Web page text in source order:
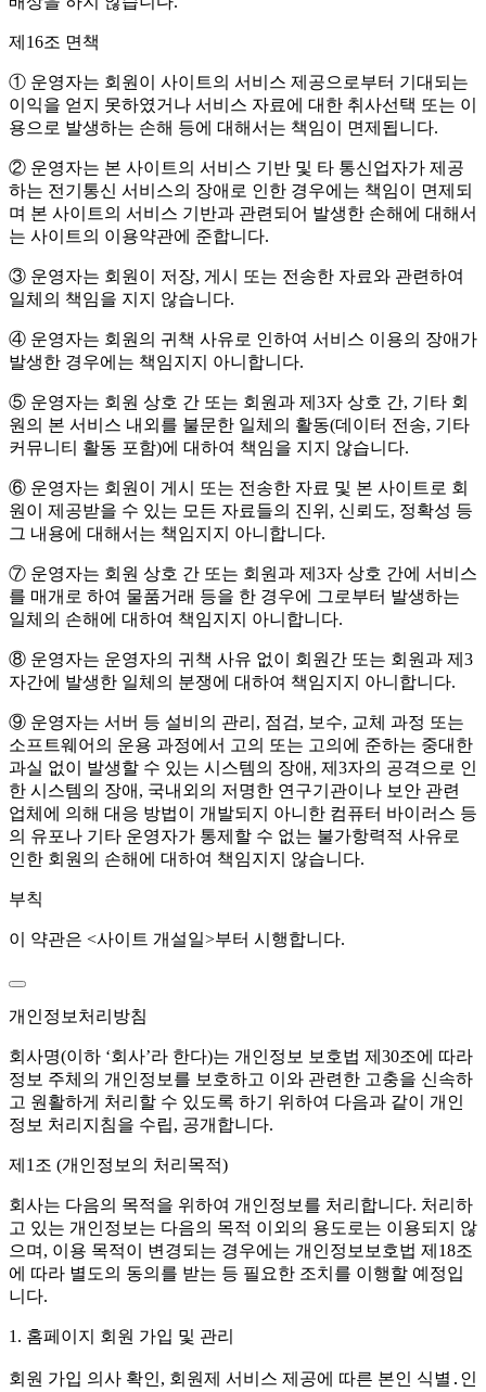
제16조 면책
① 운영자는 회원이 사이트의 서비스 제공으로부터 기대되는
이익을 얻지 못하였거나 서비스 자료에 대한 취사선택 또는 이
용으로 발생하는 손해 등에 대해서는 책임이 면제됩니다.
② 운영자는 본 사이트의 서비스 기반 및 타 통신업자가 제공
하는 전기통신 서비스의 장애로 인한 경우에는 책임이 면제되
며 본 사이트의 서비스 기반과 관련되어 발생한 손해에 대해서
는 사이트의 이용약관에 준합니다.
③ 운영자는 회원이 저장, 게시 또는 전송한 자료와 관련하여
일체의 책임을 지지 않습니다.
④ 운영자는 회원의 귀책 사유로 인하여 서비스 이용의 장애가
발생한 경우에는 책임지지 아니합니다.
⑤ 운영자는 회원 상호 간 또는 회원과 제3자 상호 간, 기타 회
원의 본 서비스 내외를 불문한 일체의 활동(데이터 전송, 기타
커뮤니티 활동 포함)에 대하여 책임을 지지 않습니다.
⑥ 운영자는 회원이 게시 또는 전송한 자료 및 본 사이트로 회
원이 제공받을 수 있는 모든 자료들의 진위, 신뢰도, 정확성 등
그 내용에 대해서는 책임지지 아니합니다.
⑦ 운영자는 회원 상호 간 또는 회원과 제3자 상호 간에 서비스
를 매개로 하여 물품거래 등을 한 경우에 그로부터 발생하는
일체의 손해에 대하여 책임지지 아니합니다.
⑧ 운영자는 운영자의 귀책 사유 없이 회원간 또는 회원과 제3
자간에 발생한 일체의 분쟁에 대하여 책임지지 아니합니다.
⑨ 운영자는 서버 등 설비의 관리, 점검, 보수, 교체 과정 또는
소프트웨어의 운용 과정에서 고의 또는 고의에 준하는 중대한
과실 없이 발생할 수 있는 시스템의 장애, 제3자의 공격으로 인
한 시스템의 장애, 국내외의 저명한 연구기관이나 보안 관련
업체에 의해 대응 방법이 개발되지 아니한 컴퓨터 바이러스 등
의 유포나 기타 운영자가 통제할 수 없는 불가항력적 사유로
인한 회원의 손해에 대하여 책임지지 않습니다.
부칙
이 약관은 <사이트 개설일>부터 시행합니다.
개인정보처리방침
회사명(이하 ‘회사’라 한다)는 개인정보 보호법 제30조에 따라
정보 주체의 개인정보를 보호하고 이와 관련한 고충을 신속하
고 원활하게 처리할 수 있도록 하기 위하여 다음과 같이 개인
정보 처리지침을 수립, 공개합니다.
제1조 (개인정보의 처리목적)
회사는 다음의 목적을 위하여 개인정보를 처리합니다. 처리하
고 있는 개인정보는 다음의 목적 이외의 용도로는 이용되지 않
으며, 이용 목적이 변경되는 경우에는 개인정보보호법 제18조
에 따라 별도의 동의를 받는 등 필요한 조치를 이행할 예정입
니다.
1. 홈페이지 회원 가입 및 관리
회원 가입 의사 확인, 회원제 서비스 제공에 따른 본인 식별․인